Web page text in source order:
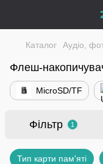
Каталог Аудіо,
Флеш-
MicroSD/TF
Фільтр 1
Тип карти пам'яті